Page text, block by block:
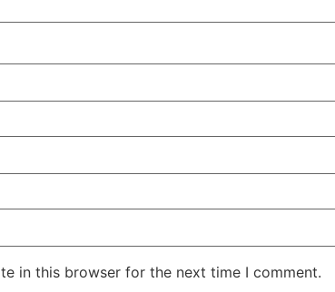
in this browser for the next time I comment.